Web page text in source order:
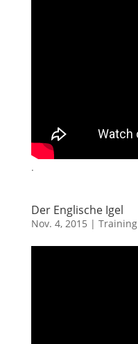
.
Der Englische Igel
Nov. 4, 2015 | Training